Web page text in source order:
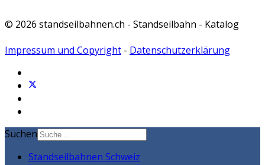
© 2026 standseilbahnen.ch - Standseilbahn - Katalog
Impressum und Copyright - Datenschutzerklärung
Suchen
Standseilbahnen Schweiz